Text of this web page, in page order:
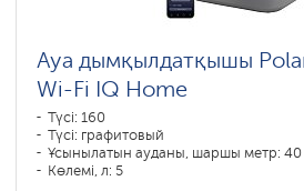
Ауа дымқылдатқышы
Wi-Fi IQ Home
Түсі: 160
Түсі: графитовый
Ұсынылатын ауданы, шаршы метр: 40
Көлемі, л: 5